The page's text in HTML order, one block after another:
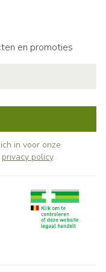
en promoties
in voor onze
privacy policy.